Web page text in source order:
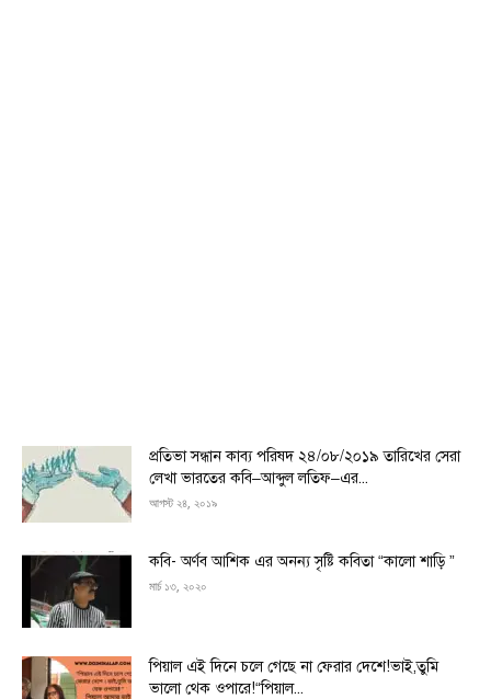
প্রতিভা সন্ধান কাব্য পরিষদ ২৪/০৮/২০১৯ তারিখের সেরা
লেখা ভারতের কবি–আব্দুল লতিফ–এর...
আগস্ট ২৪, ২০১৯
কবি- অর্ণব আশিক এর অনন্য সৃষ্টি কবিতা “কালো শাড়ি ”
মার্চ ১৩, ২০২০
পিয়াল এই দিনে চলে গেছে না ফেরার দেশে!ভাই,তুমি
ভালো থেক ওপারে!“পিয়াল...